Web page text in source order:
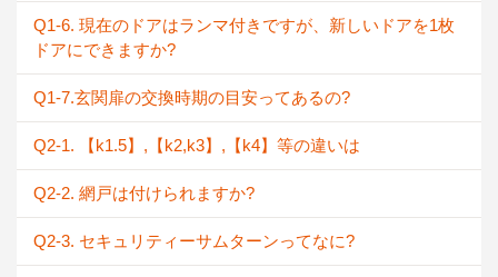
Q1-6. 現在のドアはランマ付きですが、新しいドアを1枚
ドアにできますか?
Q1-7.玄関扉の交換時期の目安ってあるの?
Q2-1. 【k1.5】,【k2,k3】,【k4】等の違いは
Q2-2. 網戸は付けられますか?
Q2-3. セキュリティーサムターンってなに?